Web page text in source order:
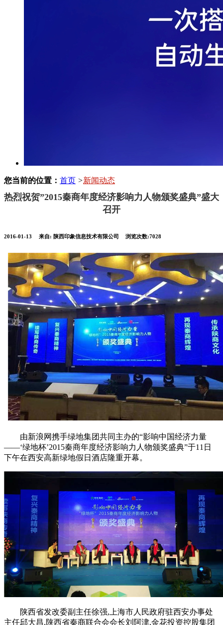
您当前的位置： 首页 >新闻动态
热烈祝贺”2015秦商年度经济影响力人物颁奖盛典”盛大
召开
2016-01-13 来自: 陕西印象信息技术有限公司 浏览次数:7028
由新浪网携手绿地集团共同主办的“影响中国经济力量
——‘绿地杯’2015秦商年度经济影响力人物颁奖盛典”于11日
下午在西安高新绿地假日酒店隆重开幕。
陕西省发改委副主任徐强,上海市人民政府驻西安办事处
主任邱大昌,陕西省秦商联合会会长刘阿津,金花投资控股集团